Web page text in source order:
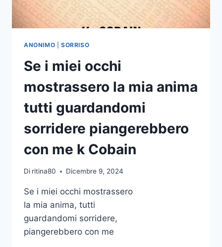
ANONIMO SORRISO
Se i miei occhi
mostrassero la mia anima
tutti guardandomi
sorridere piangerebbero
con me k Cobain
Di ritina80 Dicembre 9, 2024
Se i miei occhi mostrassero
la mia anima, tutti
guardandomi sorridere,
piangerebbero con me